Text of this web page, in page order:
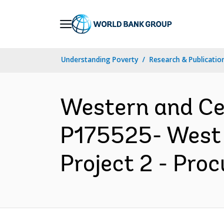
Understanding Poverty Research &
Western and
P175525-
Project 2 -